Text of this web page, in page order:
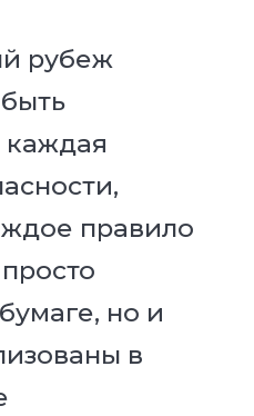
рубеж
каждая
правило
но и
в